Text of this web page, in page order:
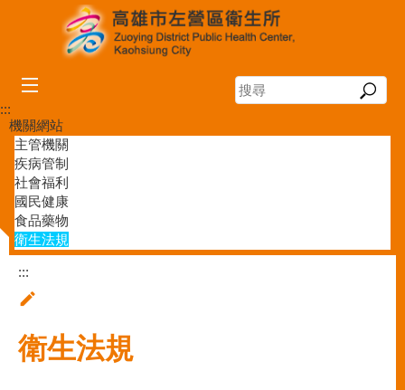
跳到主要內容區塊
搜
尋
:::
機關網站
主管機關
疾病管制
社會福利
國民健康
食品藥物
衛生法規
:::
衛生法規